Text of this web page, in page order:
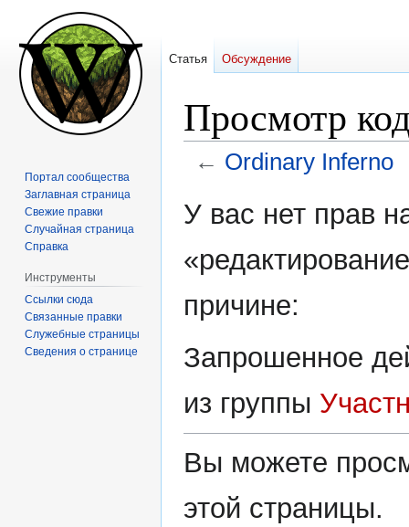
Просмотр
← Ordinary Inferno
ккУ вас нет прав
причине:
Запрошенное
из группы
Вы можете
этой страницы.
Статья Обсуждение
Портал сообщества
Заглавная страница
Свежие правки
Случайная страница
Справка
Инструменты
Ссылки сюда
Связанные правки
Служебные страницы
Сведения о странице